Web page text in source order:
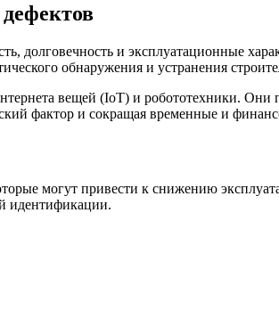
долговечность и эксплуатационные
обнаружения и устранения
вещей (IoT) и робототехники. Они
фактор и сокращая временные и
могут привести к снижению
идентификации.